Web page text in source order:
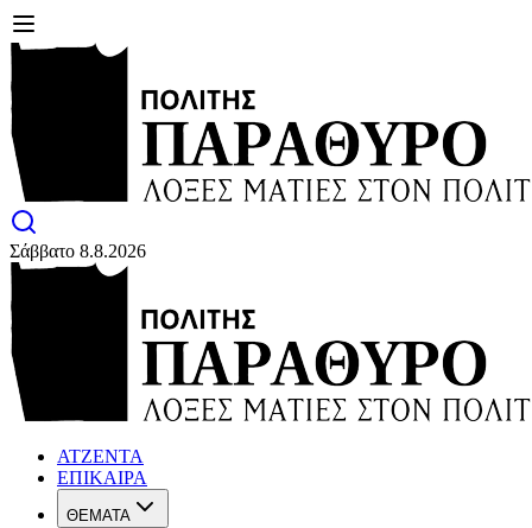
Σάββατο 8.8.2026
ΑΤΖΕΝΤΑ
ΕΠΙΚΑΙΡΑ
ΘΕΜΑΤΑ